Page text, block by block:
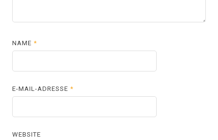
NAME*
E-MAIL-ADRESSE*
WEBSITE